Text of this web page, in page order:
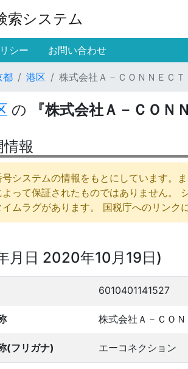
索システム
シー お問い合わせ
都 港区 株式会社Ａ－ＣＯＮＮＥＣＴ
の 『株式会社Ａ－ＣＯＮ
報
システムの情報をもとにしています。
って保証されたものではありません。
イムラグがあります。 国税庁へのリンク
月日 2020年10月19日)
6010401141527
株式会社Ａ－ＣＯ
(フリガナ) エーコネクション